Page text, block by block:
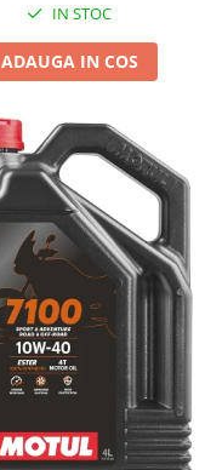
IN STOC
ADAUGA IN COS